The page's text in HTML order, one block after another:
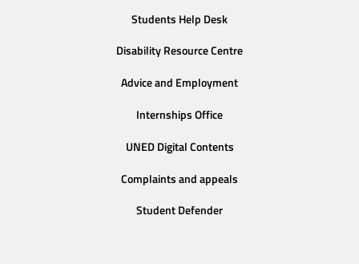
Students Help Desk
Disability Resource Centre
Advice and Employment
Internships Office
UNED Digital Contents
Complaints and appeals
Student Defender